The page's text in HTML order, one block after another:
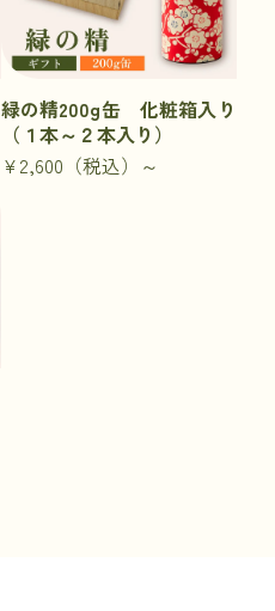
緑の精200g缶 化粧箱入り
（１本～２本入り）
¥2,600 （税込）～